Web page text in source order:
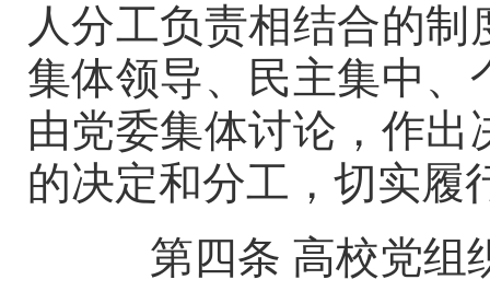
人分工负责相结合的
集体领导、民主集中
由党委集体讨论，作
的决定和分工，切实履
第四条 高校党组